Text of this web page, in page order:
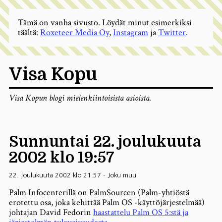
Visa Kopu
Visa Kopun blogi mielenkiintoisista asioista.
Sunnuntai 22. joulukuuta
2002 klo 19:57
22. joulukuuta 2002 klo 21.57 - Joku muu
Palm Infocenterillä on PalmSourcen (Palm-yhtiöstä
erotettu osa, joka kehittää Palm OS -käyttöjärjestelmää)
johtajan David Fedorin haastattelu Palm OS 5:stä ja
Tämä on vanha sivusto. Löydät minut esimerkiksi
täältä: Roxeteer Media Oy,InstagramjaTwitter.